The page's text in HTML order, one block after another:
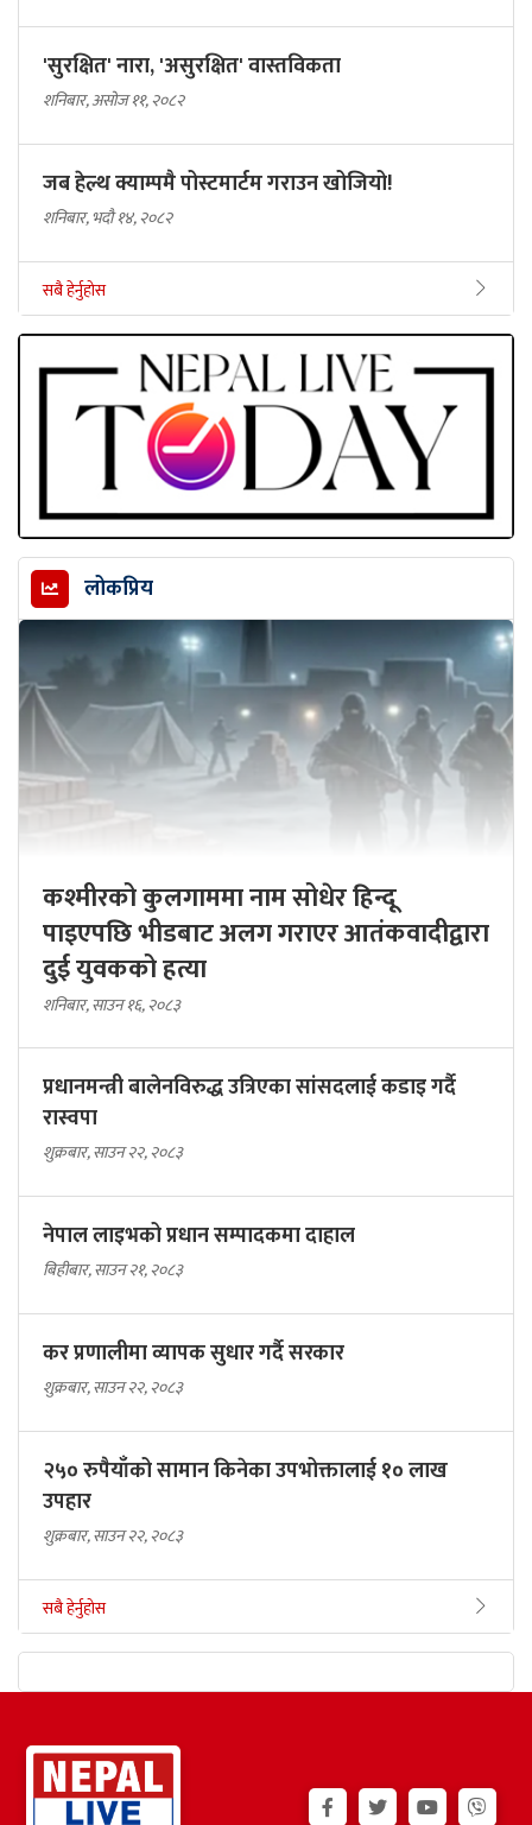
'सुरक्षित' नारा, 'असुरक्षित' वास्तविकता
शनिबार, असोज ११, २०८२
जब हेल्थ क्याम्पमै पोस्टमार्टम गराउन खोजियो!
शनिबार, भदौ १४, २०८२
सबै हेर्नुहोस
लोकप्रिय
कश्मीरको कुलगाममा नाम सोधेर हिन्दू
पाइएपछि भीडबाट अलग गराएर आतंकवादीद्वारा
दुई युवकको हत्या
शनिबार, साउन १६, २०८३
प्रधानमन्त्री बालेनविरुद्ध उत्रिएका सांसदलाई कडाइ गर्दै
रास्वपा
शुक्रबार, साउन २२, २०८३
नेपाल लाइभको प्रधान सम्पादकमा दाहाल
बिहीबार, साउन २१, २०८३
कर प्रणालीमा व्यापक सुधार गर्दै सरकार
शुक्रबार, साउन २२, २०८३
२५० रुपैयाँको सामान किनेका उपभोक्तालाई १० लाख
उपहार
शुक्रबार, साउन २२, २०८३
सबै हेर्नुहोस